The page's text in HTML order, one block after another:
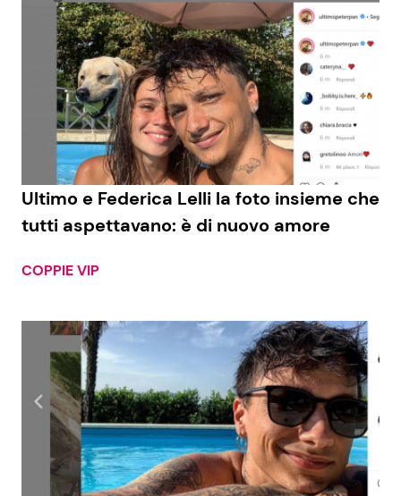
Mondo Mamma
News benessere
Salute
Viaggi e Turismo
Festività
Le Ricette in TV
Primi Piatti
Ricette Facili e Veloci
Ricette Feste
Ricette per Bambini
Info
Chi siamo
Disclaimer e Privacy
Ultimo e Federica Lelli la foto insieme che
tutti aspettavano: è di nuovo amore
COPPIE VIP